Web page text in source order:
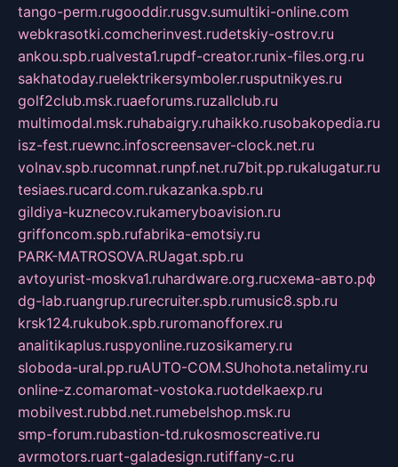
tango-perm.rugooddir.rusgv.sumultiki-online.com
webkrasotki.comcherinvest.rudetskiy-ostrov.ru
ankou.spb.rualvesta1.rupdf-creator.runix-files.org.ru
sakhatoday.ruelektrikersymboler.rusputnikyes.ru
golf2club.msk.ruaeforums.ruzallclub.ru
multimodal.msk.ruhabaigry.ruhaikko.rusobakopedia.ru
isz-fest.ruewnc.infoscreensaver-clock.net.ru
volnav.spb.rucomnat.runpf.net.ru7bit.pp.rukalugatur.ru
tesiaes.rucard.com.rukazanka.spb.ru
gildiya-kuznecov.rukameryboavision.ru
griffoncom.spb.rufabrika-emotsiy.ru
PARK-MATROSOVA.RUagat.spb.ru
avtoyurist-moskva1.ruhardware.org.ruсхема-авто.рф
dg-lab.ruangrup.rurecruiter.spb.rumusic8.spb.ru
krsk124.rukubok.spb.ruromanofforex.ru
analitikaplus.ruspyonline.ruzosikamery.ru
sloboda-ural.pp.ruAUTO-COM.SUhohota.netalimy.ru
online-z.comaromat-vostoka.ruotdelkaexp.ru
mobilvest.rubbd.net.rumebelshop.msk.ru
smp-forum.rubastion-td.rukosmoscreative.ru
avrmotors.ruart-galadesign.rutiffany-c.ru